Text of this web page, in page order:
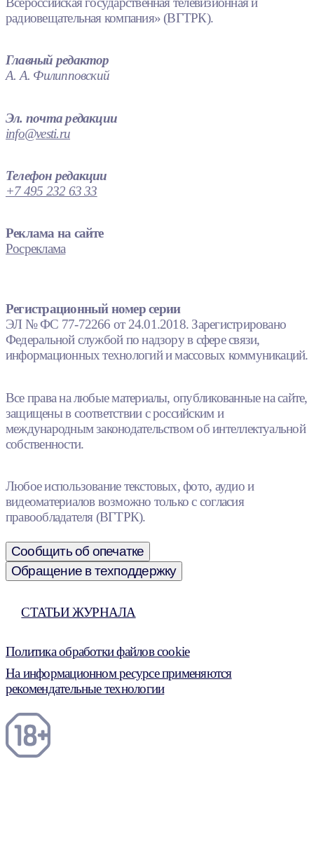
радиовещательная компания» (ВГТРК).
Главный редактор
А. А. Филипповский
Эл. почта редакции
info@vesti.ru
Телефон редакции
+7 495 232 63 33
Реклама на сайте
Росреклама
Регистрационный номер серии
ЭЛ № ФС 77-72266 от 24.01.2018. Зарегистрировано
Федеральной службой по надзору в сфере связи,
информационных технологий и массовых коммуникаций.
Все права на любые материалы, опубликованные на сайте,
защищены в соответствии с российским и
международным законодательством об интеллектуальной
собственности.
Любое использование текстовых, фото, аудио и
видеоматериалов возможно только с согласия
правообладателя (ВГТРК).
Сообщить об опечатке
Обращение в техподдержку
СТАТЬИ ЖУРНАЛА
Политика обработки файлов cookie
На информационном ресурсе применяются
рекомендательные технологии